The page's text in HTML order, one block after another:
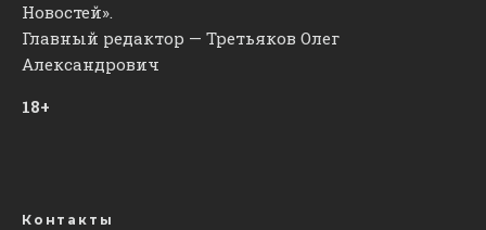
Новостей».
Главный редактор — Третьяков Олег
Александрович
18+
Контакты